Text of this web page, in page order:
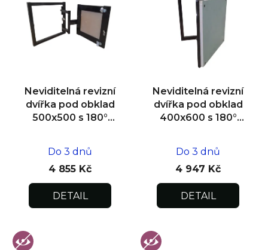
Neviditelná revizní
dvířka pod obklad
500x500 s 180°
Do 3 dnů
4 855 Kč
DETAIL
Neviditelná revizní
dvířka pod obklad
400x600 s 180°
Do 3 dnů
4 947 Kč
DETAIL